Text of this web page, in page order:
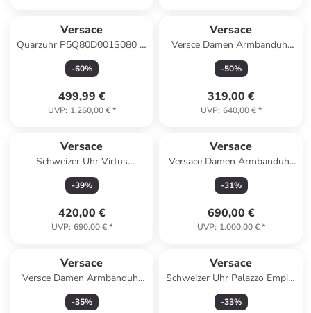
Versace
Quarzuhr P5Q80D001S080 in
Gold
-60%
499,99 €
UVP: 1.260,00 €*
Versace
Versce Damen Armbanduhr
V-CIRCLE 38 MM VE8105022
in silber
-50%
319,00 €
UVP: 640,00 €*
Versace
Schweizer Uhr Virtus
Silberfarben in schwarz
-39%
420,00 €
UVP: 690,00 €*
Versace
Versace Damen Armbanduhr
SPORT TECH in schwarz
-31%
690,00 €
UVP: 1.000,00 €*
Versace
Versce Damen Armbanduhr
GRECA LOGO 38 MM
VEVH01421 in blau
-35%
Versace
Schweizer Uhr Palazzo Empire
Schwarz in schwarz
-33%